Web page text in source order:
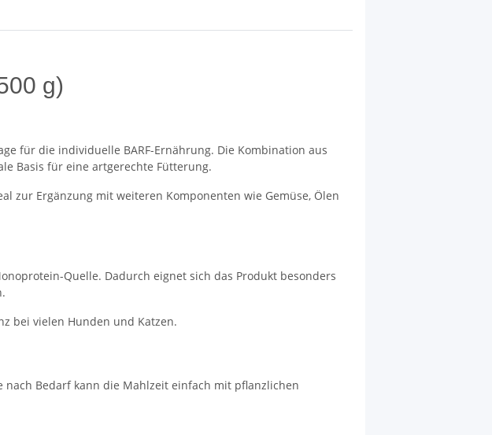
g)
für die individuelle BARF-Ernährung. Die Kombination aus
Basis für eine artgerechte Fütterung.
zur Ergänzung mit weiteren Komponenten wie Gemüse, Ölen
Quelle. Dadurch eignet sich das Produkt besonders
bei vielen Hunden und Katzen.
nach Bedarf kann die Mahlzeit einfach mit pflanzlichen